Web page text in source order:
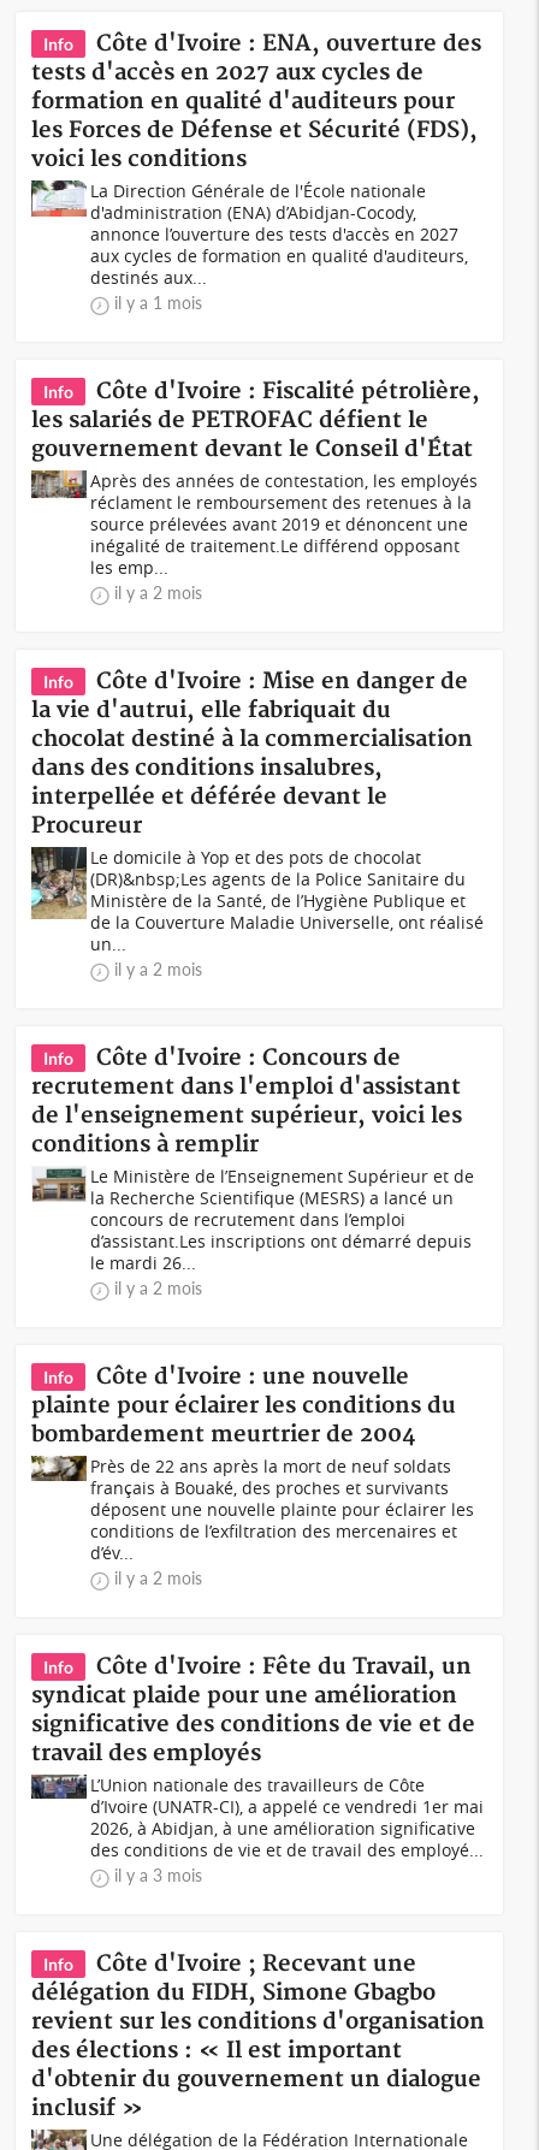
Info
Côte d'Ivoire : ENA, ouverture des
tests d'accès en 2027 aux cycles de
formation en qualité d'auditeurs pour
les Forces de Défense et Sécurité (FDS),
voici les conditions
La Direction Générale de l'École nationale
d'administration (ENA) d’Abidjan-Cocody,
annonce l’ouverture des tests d'accès en 2027
aux cycles de formation en qualité d'auditeurs,
destinés aux...
il y a 1 mois
Info
Côte d'Ivoire : Fiscalité pétrolière,
les salariés de PETROFAC défient le
gouvernement devant le Conseil d'État
Après des années de contestation, les employés
réclament le remboursement des retenues à la
source prélevées avant 2019 et dénoncent une
inégalité de traitement.Le différend opposant
les emp...
il y a 2 mois
Info
Côte d'Ivoire : Mise en danger de
la vie d'autrui, elle fabriquait du
chocolat destiné à la commercialisation
dans des conditions insalubres,
interpellée et déférée devant le
Procureur
Le domicile à Yop et des pots de chocolat
(DR)&nbsp;Les agents de la Police Sanitaire du
Ministère de la Santé, de l’Hygiène Publique et
de la Couverture Maladie Universelle, ont réalisé
un...
il y a 2 mois
Info
Côte d'Ivoire : Concours de
recrutement dans l'emploi d'assistant
de l'enseignement supérieur, voici les
conditions à remplir
Le Ministère de l’Enseignement Supérieur et de
la Recherche Scientifique (MESRS) a lancé un
concours de recrutement dans l’emploi
d’assistant.Les inscriptions ont démarré depuis
le mardi 26...
il y a 2 mois
Info
Côte d'Ivoire : une nouvelle
plainte pour éclairer les conditions du
bombardement meurtrier de 2004
Près de 22 ans après la mort de neuf soldats
français à Bouaké, des proches et survivants
déposent une nouvelle plainte pour éclairer les
conditions de l’exfiltration des mercenaires et
d’év...
il y a 2 mois
Info
Côte d'Ivoire : Fête du Travail, un
syndicat plaide pour une amélioration
significative des conditions de vie et de
travail des employés
L’Union nationale des travailleurs de Côte
d’Ivoire (UNATR-CI), a appelé ce vendredi 1er mai
2026, à Abidjan, à une amélioration significative
des conditions de vie et de travail des employé...
il y a 3 mois
Info
Côte d'Ivoire ; Recevant une
délégation du FIDH, Simone Gbagbo
revient sur les conditions d'organisation
des élections : « Il est important
d'obtenir du gouvernement un dialogue
inclusif »
Une délégation de la Fédération Internationale